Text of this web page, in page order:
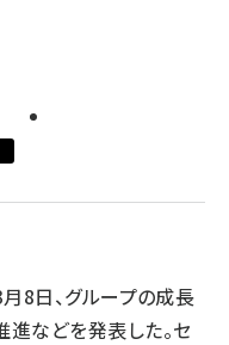
8日、グループの成長
などを発表した。セ